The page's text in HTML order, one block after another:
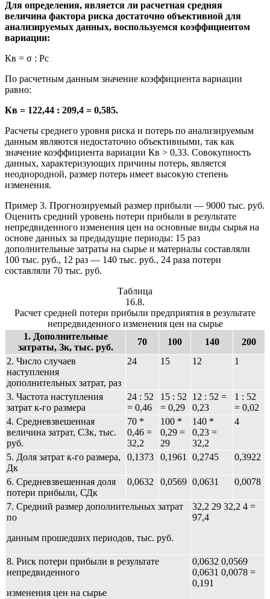
Для определения, является ли расчетная средняя
величина фактора риска достаточно объективной для
анализируемых данных, воспользуемся коэффициентом
вариации:
Кв = σ : Рс
По расчетным данным значение коэффициента вариации
равно:
Кв = 122,44 : 209,4 = 0,585.
Расчеты среднего уровня риска и потерь по анализируемым
данным являются недостаточно объективными, так как
значение коэффициента вариации Кв > 0,33. Совокупность
данных, характеризующих причины потерь, является
неоднородной, размер потерь имеет высокую степень
изменения.
Пример 3. Прогнозируемый размер прибыли — 9000 тыс. руб.
Оценить средний уровень потери прибыли в результате
непредвиденного изменения цен на основные виды сырья на
основе данных за предыдущие периоды: 15 раз
дополнительные затраты на сырье и материалы составляли
100 тыс. руб., 12 раз — 140 тыс. руб., 24 раза потери
составляли 70 тыс. руб.
Таблица
16.8.
Расчет средней потери прибыли предприятия в результате
непредвиденного изменения цен на сырье
1. Дополнительные
затраты, Зк, тыс. руб.
70 100 140
200
2. Число случаев
наступления
дополнительных затрат, раз
24 15 12 1
3. Частота наступления
затрат к-го размера
24 : 52
= 0,46
15 : 52
= 0,29
12 : 52 =
0,23
1 : 52
= 0,02
4. Средневзвешенная
величина затрат, СЗк, тыс.
руб.
70 *
0,46 =
32,2
100 *
0,29 =
29
140 *
0,23 =
32,2
4
5. Доля затрат к-го размера,
Дк
0,1373 0,1961 0,2745 0,3922
6. Средневзвешенная доля
потери прибыли, СДк
0,0632 0,0569 0,0631 0,0078
7. Средний размер дополнительных затрат
по
данным прошедших периодов, тыс. руб.
32,2 29 32,2 4 =
97,4
8. Риск потери прибыли в результате
непредвиденного
изменения цен на сырье
0,0632 0,0569
0,0631 0,0078 =
0,191